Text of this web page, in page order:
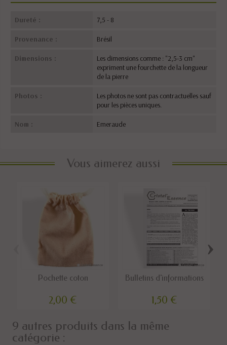
Dureté : 7,5 - 8
Provenance : Brésil
Dimensions :
Les dimensions comme : "2,5-3 cm"
expriment une fourchette de la longueur
de la pierre
Photos :
Les photos ne sont pas contractuelles sauf
pour les pièces uniques.
Nom : Emeraude
Vous aimerez aussi
Pochette coton
2,00 €
Bulletins d'informations
1,50 €
›
9 autres produits dans la même
catégorie :